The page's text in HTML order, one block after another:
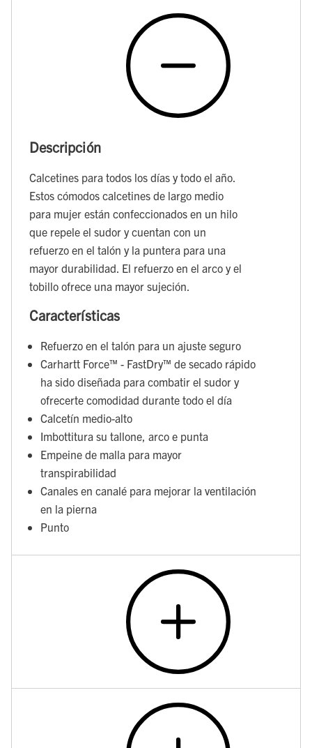
Descripción
Calcetines para todos los días y todo el año.
Estos cómodos calcetines de largo medio
para mujer están confeccionados en un hilo
que repele el sudor y cuentan con un
refuerzo en el talón y la puntera para una
mayor durabilidad. El refuerzo en el arco y el
tobillo ofrece una mayor sujeción.
Características
Refuerzo en el talón para un ajuste seguro
Carhartt Force™ - FastDry™ de secado rápido
ha sido diseñada para combatir el sudor y
ofrecerte comodidad durante todo el día
Calcetín medio-alto
Imbottitura su tallone, arco e punta
Empeine de malla para mayor
transpirabilidad
Canales en canalé para mejorar la ventilación
en la pierna
Punto